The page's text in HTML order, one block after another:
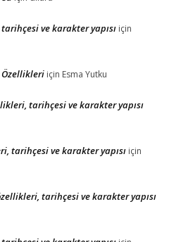
ve karakter yapısı için
Özellikleri için Esma Yutku
tarihçesi ve karakter yapısı
tarihçesi ve karakter yapısı için
tarihçesi ve karakter yapısı